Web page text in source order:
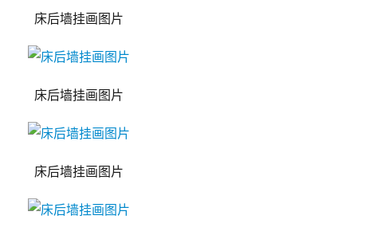
床后墙挂画图片
床后墙挂画图片
床后墙挂画图片